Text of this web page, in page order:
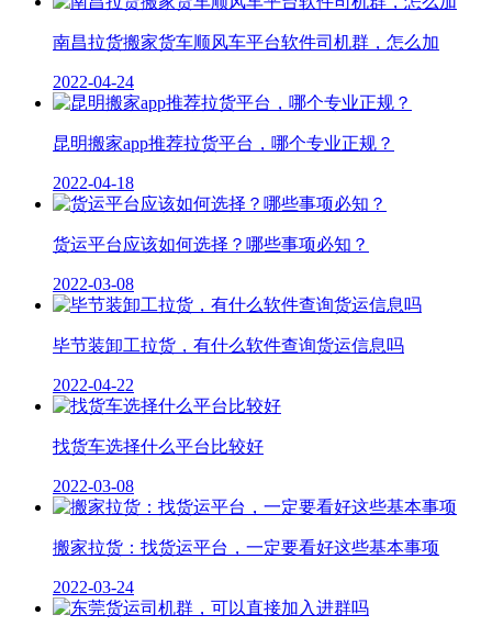
南昌拉货搬家货车顺风车平台软件司机群，怎么加
2022-04-24
昆明搬家app推荐拉货平台，哪个专业正规？
2022-04-18
货运平台应该如何选择？哪些事项必知？
2022-03-08
毕节装卸工拉货，有什么软件查询货运信息吗
2022-04-22
找货车选择什么平台比较好
2022-03-08
搬家拉货：找货运平台，一定要看好这些基本事项
2022-03-24